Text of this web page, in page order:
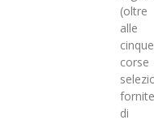
(oltre
alle
cinque
corse
fornite
di